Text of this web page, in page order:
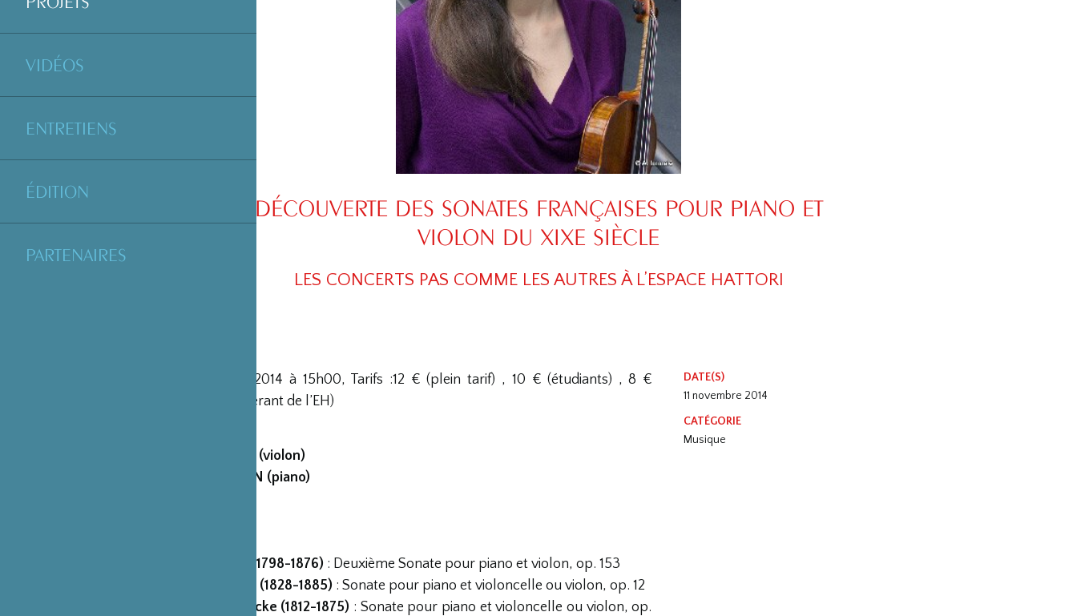
VIDÉOS
ENTRETIENS
ÉDITION
PARTENAIRES
DÉCOUVERTE DES SONATES FRANÇAISES POUR PIANO ET
VIOLON DU XIXE SIÈCLE
LES CONCERTS PAS COMME LES AUTRES À L’ESPACE HATTORI
11 novembre 2014 à 15h00, Tarifs :12 € (plein tarif) , 10 € (étudiants) , 8 €
(Membre adhérant de l’EH)
Cécile KUBIK (violon)
Flore MERLIN (piano)
Henri Bertini (1798-1876) : Deuxième Sonate pour piano et violon, op. 153
Adolphe Blanc (1828-1885) : Sonate pour piano et violoncelle ou violon, op. 12
Berthold Damcke (1812-1875) : Sonate pour piano et violoncelle ou violon, op.
DATE(S)
11 novembre 2014
CATÉGORIE
Musique